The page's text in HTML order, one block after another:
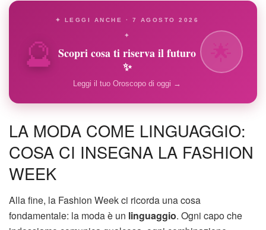
🔮
✦ LEGGI ANCHE · 7 AGOSTO 2026
✦
Scopri cosa ti riserva il futuro
✨
Leggi il tuo Oroscopo di oggi →
LA MODA COME LINGUAGGIO:
COSA CI INSEGNA LA FASHION
WEEK
Alla fine, la Fashion Week ci ricorda una cosa
fondamentale: la moda è un linguaggio. Ogni capo che